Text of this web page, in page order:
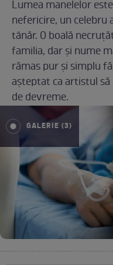
Lumea manelelor
nefericire, un
tânăr. O boală
familia, dar și nume
rămas pur și simplu
așteptat ca artistul să
de devreme.
GALERIE (3)